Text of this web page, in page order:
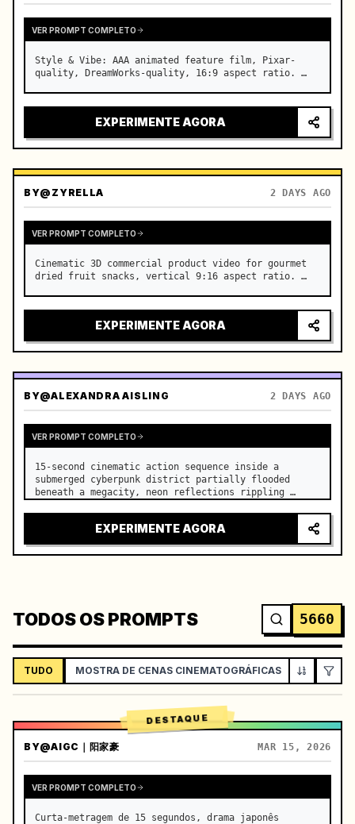
VER PROMPT COMPLETO
Style & Vibe: AAA animated feature film, Pixar-
quality, DreamWorks-quality, 16:9 aspect ratio. …
EXPERIMENTE AGORA
BY@ZYRELLA 2 DAYS AGO
VER PROMPT COMPLETO
Cinematic 3D commercial product video for gourmet
dried fruit snacks, vertical 9:16 aspect ratio. …
EXPERIMENTE AGORA
BY@ALEXANDRA AISLING 2 DAYS AGO
VER PROMPT COMPLETO
15-second cinematic action sequence inside a
submerged cyberpunk district partially flooded
beneath a megacity, neon reflections rippling
EXPERIMENTE AGORA
TODOS OS PROMPTS 5660
TUDO MOSTRA DE CENAS CINEMATOGRÁFICAS VLOG /
DESTAQUE
BY@AIGC｜阳家豪 MAR 15, 2026
VER PROMPT COMPLETO
Curta-metragem de 15 segundos, drama japonês